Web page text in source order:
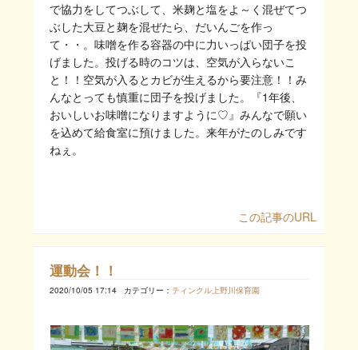
で協力をしてつぶして、米麹と塩をよ～く混ぜてつ
ぶした大豆と麹を混ぜたら、だいんごを作っ
て・・。味噌を作る容器の中に力いっぱい団子を投
げました。投げる時のコツは、空気が入らないこ
と！！空気が入るとカビが生えるから要注意！！み
んなとっても慎重に団子を投げました。『1年後、
おいしいお味噌になりますように♡』みんなで願い
を込めて給食室に預けました。来年がたのしみです
ねぇ。
この記事のURL
運動会！！
2020/10/05 17:14 カテゴリー： ティンクル上野川保育園